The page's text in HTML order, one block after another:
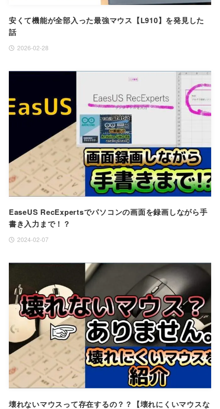
安くて機能が全部入った最強マウス【L910】を発見した
話
2026-02-28
EaseUS RecExpertsでパソコンの画面を録画しながら手
書き入力まで！？
2024-02-07
壊れないマウスって存在するの？？【壊れにくいマウスな